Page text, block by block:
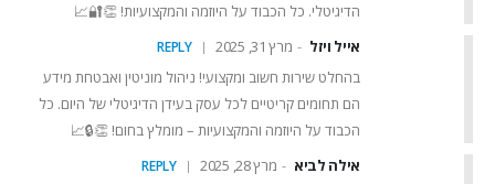
הדיגיטלי. כל הכבוד על היוזמה והמקצועיות! 👏🔐📈
אייל ויזל
מרץ 31, 2025 REPLY
בהחלט שירות חשוב ומקצועי! ניהול מוניטין ואבטחת מידע
הם תחומים קריטיים לכל עסק בעידן הדיגיטלי של היום. כל
הכבוד על היוזמה והמקצועיות – מומלץ בחום! 👏🔒📈
אילה לביא
מרץ 28, 2025 REPLY